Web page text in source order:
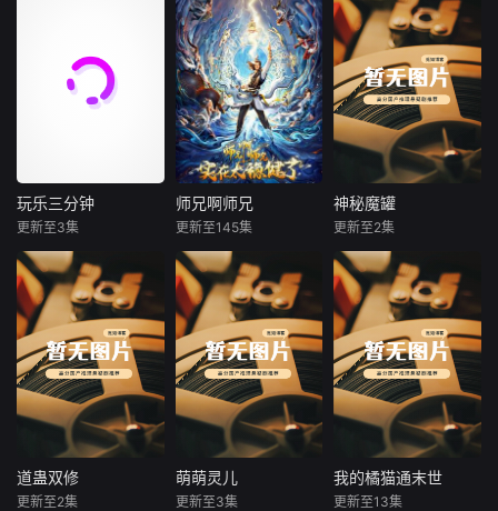
玩乐三分钟
《玩乐三分钟》是
一档面向儿童的玩
具拆箱类节目，在
这里会拆箱各种新
奇好玩的儿童玩
具。
玩乐三分钟
更新至3集
师兄啊师兄
身患绝症的年轻人
李长寿，意外重生
在封神大战之前的
上古时代，成了一
个炼气士。为了修
得长生不老且能在
残酷的洪荒安身立
命，他低调行事，
凡事谋而后动，从
不轻易步入危险之
中，藏底牌，修遁
师兄啊师兄
更新至145集
神秘魔罐
少年拥有神秘魔
罐，可以将任何生
物改造成恶魔，他
凭此成为了死神
神秘魔罐
更新至2集
道蛊双修
道蛊双修
更新至2集
萌萌灵儿
萌萌灵儿
更新至3集
我的橘猫通末世
我的橘猫通末世
更新至13集